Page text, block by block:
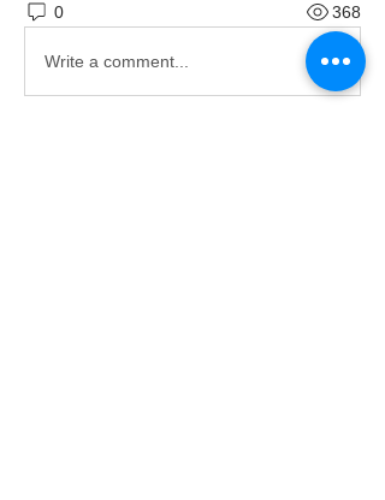
0 368
Write a comment...